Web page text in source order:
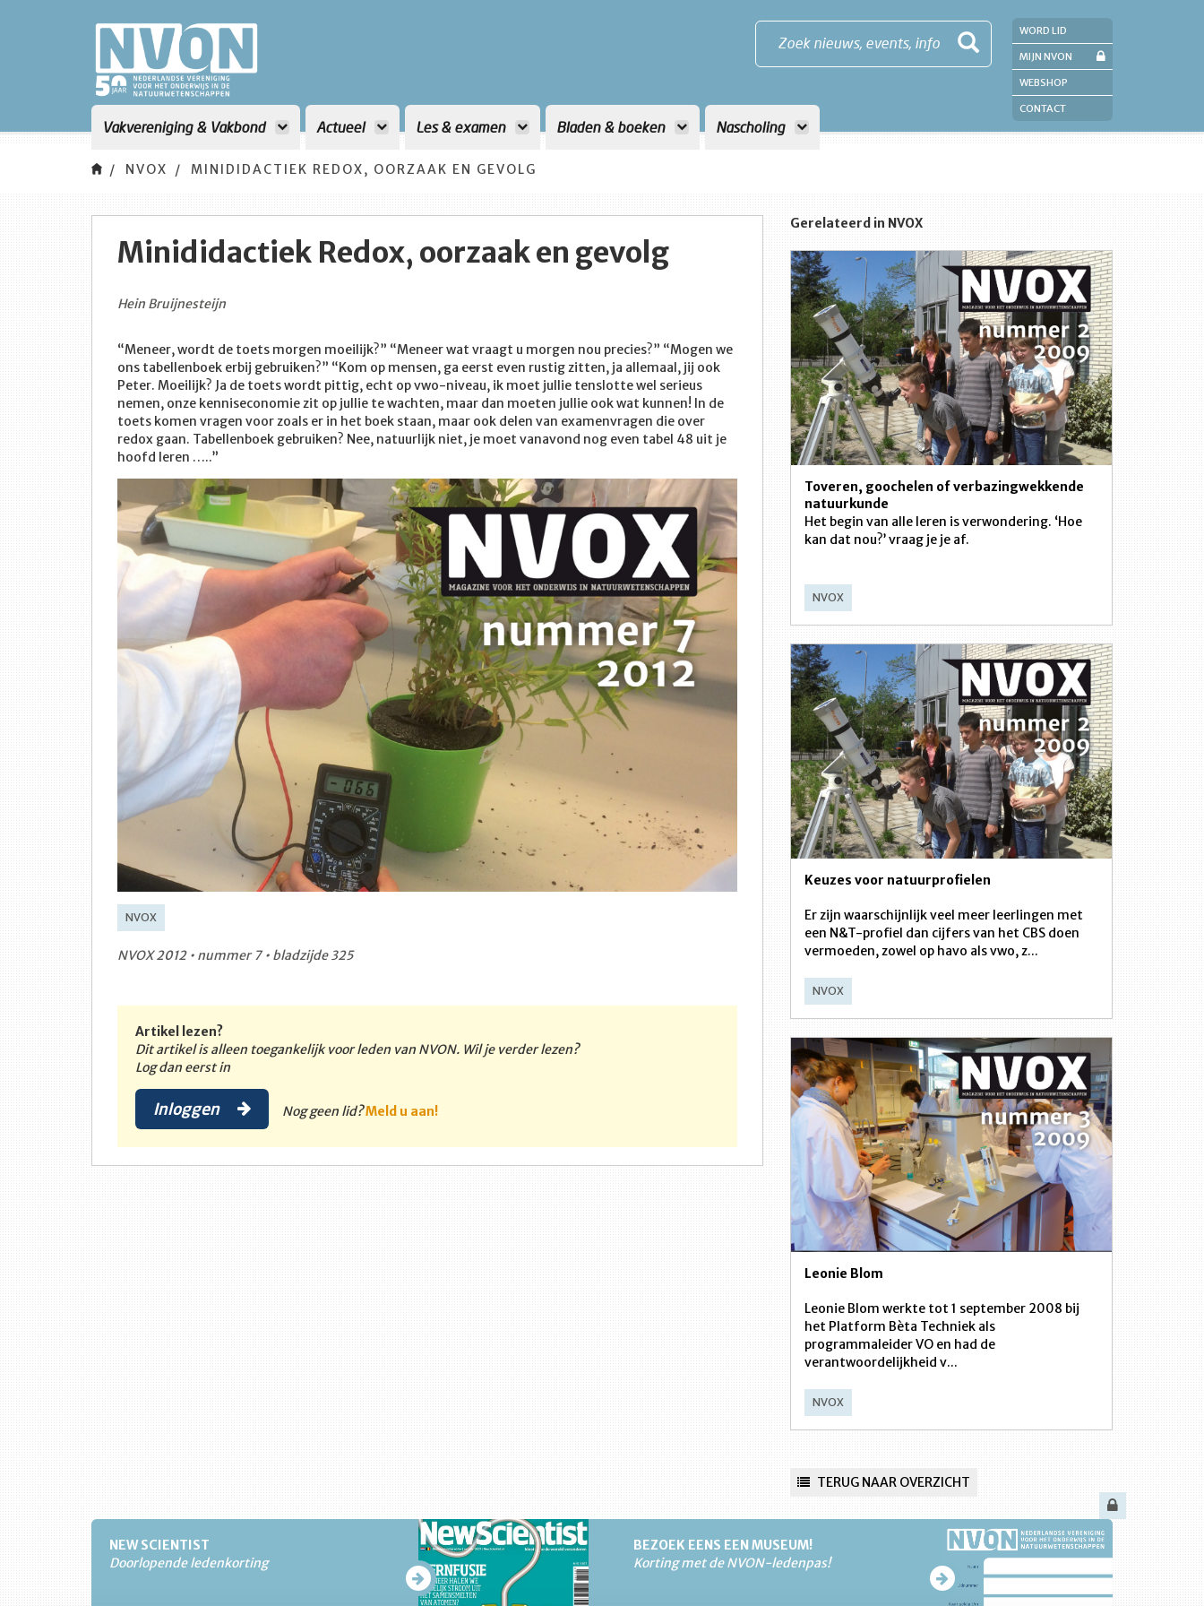
Zoek nieuws, events, info
Vakvereniging & Vakbond Actueel Les & examen Bladen & boeken Nascholing
WORD LID
MIJN NVON
WEBSHOP
CONTACT
NVOX MINIDIDACTIEK REDOX, OORZAAK EN GEVOLG
Minididactiek Redox, oorzaak en gevolg
Hein Bruijnesteijn
“Meneer, wordt de toets morgen moeilijk?” “Meneer wat vraagt u morgen nou precies?” “Mogen we
ons tabellenboek erbij gebruiken?” “Kom op mensen, ga eerst even rustig zitten, ja allemaal, jij ook
Peter. Moeilijk? Ja de toets wordt pittig, echt op vwo-niveau, ik moet jullie tenslotte wel serieus
nemen, onze kenniseconomie zit op jullie te wachten, maar dan moeten jullie ook wat kunnen! In de
toets komen vragen voor zoals er in het boek staan, maar ook delen van examenvragen die over
redox gaan. Tabellenboek gebruiken? Nee, natuurlijk niet, je moet vanavond nog even tabel 48 uit je
hoofd leren …..”
NVOX
NVOX 2012 • nummer 7 • bladzijde 325
Artikel lezen?
Dit artikel is alleen toegankelijk voor leden van NVON. Wil je verder lezen?
Log dan eerst in
Inloggen Nog geen lid?Meld u aan!
Gerelateerd in NVOX
Toveren, goochelen of verbazingwekkende
natuurkunde
Het begin van alle leren is verwondering. ‘Hoe
kan dat nou?’ vraag je je af.
NVOX
Keuzes voor natuurprofielen
Er zijn waarschijnlijk veel meer leerlingen met
een N&T-profiel dan cijfers van het CBS doen
vermoeden, zowel op havo als vwo, z...
NVOX
Leonie Blom
Leonie Blom werkte tot 1 september 2008 bij
het Platform Bèta Techniek als
programmaleider VO en had de
verantwoordelijkheid v...
NVOX
TERUG NAAR OVERZICHT
NEW SCIENTIST
Doorlopende ledenkorting
BEZOEK EENS EEN MUSEUM!
Korting met de NVON-ledenpas!